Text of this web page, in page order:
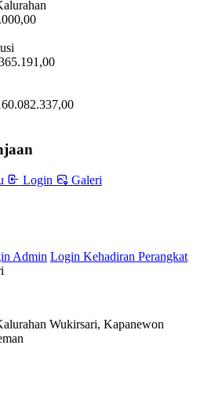
Padukuhan Pusmalang Wujud
YME
Kependudukan
Gelar Operasi Pasar Minyak
Wukirsari. 11 November 2021
Publik Selama Libur
Keluarga Melalui Integrated
2022
Login Galeri
Admin Login Kehadiran Perangkat
Wukirsari, Kapanewon